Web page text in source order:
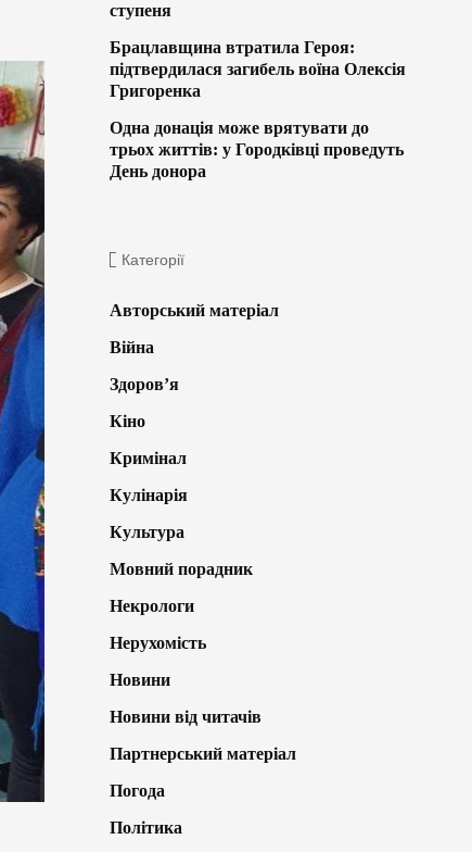
ступеня
Брацлавщина втратила Героя:
підтвердилася загибель воїна Олексія
Григоренка
Одна донація може врятувати до
трьох життів: у Городківці проведуть
День донора
Категорії
Авторський матеріал
Війна
Здоров’я
Кіно
Кримінал
Кулінарія
Культура
Мовний порадник
Некрологи
Нерухомість
Новини
Новини від читачів
Партнерський матеріал
Погода
Політика